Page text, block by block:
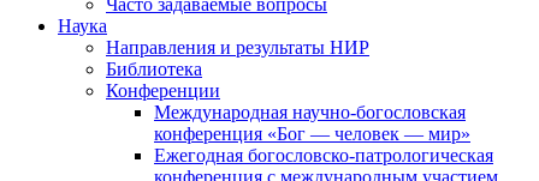
Наука
Направления и результаты НИР
Библиотека
Конференции
Международная научно-богословская
конференция «Бог — человек — мир»
Ежегодная богословско-патрологическая
конференция с международным участием